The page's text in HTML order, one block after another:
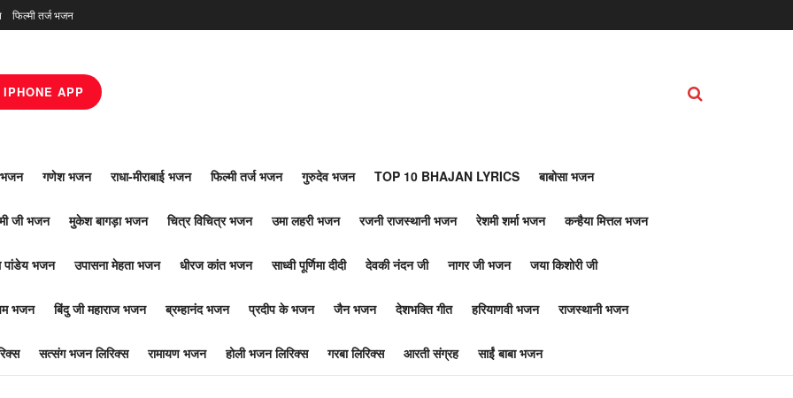
फिल्मी तर्ज भजन
IPHONE APP
भजन गणेश भजन राधा-मीराबाई भजन फिल्मी तर्ज भजन गुरुदेव भजन TOP 10 BHAJAN LYRICS बाबोसा भजन
जी भजन मुकेश बागड़ा भजन चित्र विचित्र भजन उमा लहरी भजन रजनी राजस्थानी भजन रेशमी शर्मा भजन कन्हैया मित्तल भजन
पांडेय भजन उपासना मेहता भजन धीरज कांत भजन साध्वी पूर्णिमा दीदी देवकी नंदन जी नागर जी भजन जया किशोरी जी
भजन बिंदु जी महाराज भजन ब्रम्हानंद भजन प्रदीप के भजन जैन भजन देशभक्ति गीत हरियाणवी भजन राजस्थानी भजन
सत्संग भजन लिरिक्स रामायण भजन होली भजन लिरिक्स गरबा लिरिक्स आरती संग्रह साईं बाबा भजन